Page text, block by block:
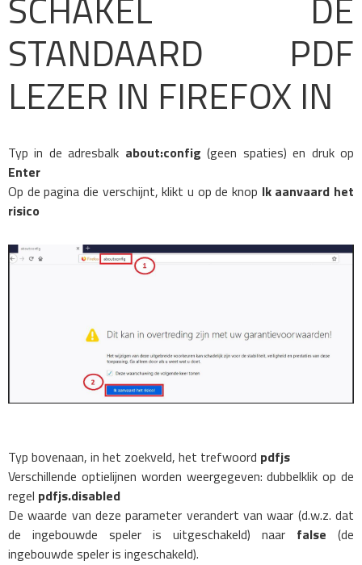
STANDAARD PDF
LEZER IN FIREFOX IN
Typ in de adresbalk about:config(geen spaties) en druk op
Enter
Op de pagina die verschijnt, klikt u op de knop Ik aanvaard het
risico
Typ bovenaan, in het zoekveld, het trefwoord pdfjs
Verschillende optielijnen worden weergegeven: dubbelklik op de
regel pdfjs.disabled
De waarde van deze parameter verandert van waar (d.w.z. dat
de ingebouwde speler is uitgeschakeld) naar false (de
ingebouwde speler is ingeschakeld).